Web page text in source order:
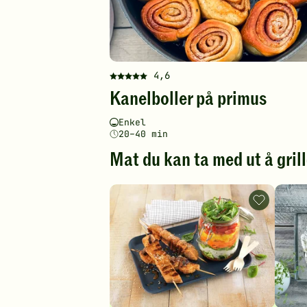
4,6
Denne
oppskriften
fått
5
av
5
stjerner.
Klikk
for
å
din
vurdering.
Kanelboller på primus
Vanskelighetsgrad
Enkel
Tilberedningstid
20–40 min
Mat du kan ta med ut å
Grillspyd
med
svinekjøtt
og
salat
i
glass
-
legg
til